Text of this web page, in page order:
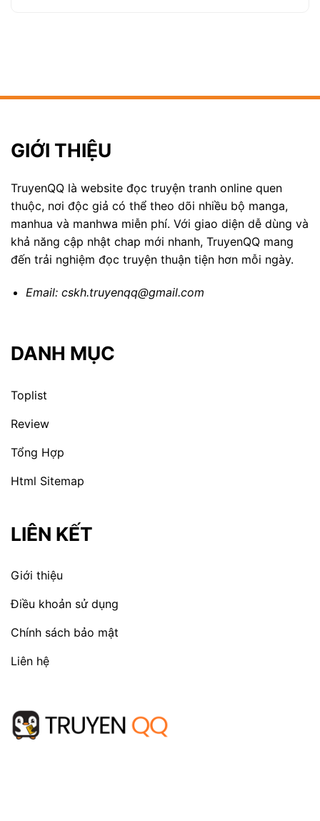
GIỚI THIỆU
TruyenQQ là website đọc truyện tranh online quen
thuộc, nơi độc giả có thể theo dõi nhiều bộ manga,
manhua và manhwa miễn phí. Với giao diện dễ dùng và
khả năng cập nhật chap mới nhanh, TruyenQQ mang
đến trải nghiệm đọc truyện thuận tiện hơn mỗi ngày.
Email: cskh.truyenqq@gmail.com
DANH MỤC
Toplist
Review
Tổng Hợp
Html Sitemap
LIÊN KẾT
Giới thiệu
Điều khoản sử dụng
Chính sách bảo mật
Liên hệ